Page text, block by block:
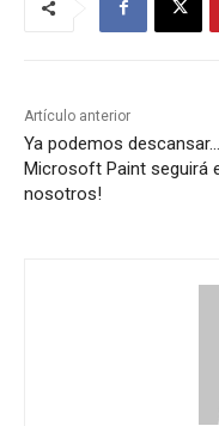
Artículo anterior
Ya podemos descansar…
Microsoft Paint seguirá
nosotros!